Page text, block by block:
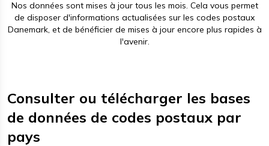
Nos données sont mises à jour tous les mois. Cela vous permet
de disposer d'informations actualisées sur les codes postaux
Danemark, et de bénéficier de mises à jour encore plus rapides à
l'avenir.
Consulter ou télécharger les bases
de données de codes postaux par
pays